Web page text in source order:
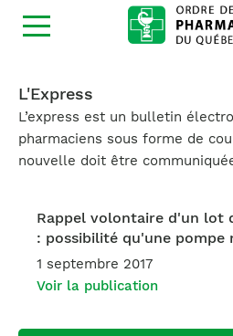
Ouvrir
la
L'Express
L’express est un bulletin
pharmaciens sous forme de
nouvelle doit être
Rappel volontaire d'un lot
: possibilité qu'une pompe
1 septembre 2017
Voir la publication